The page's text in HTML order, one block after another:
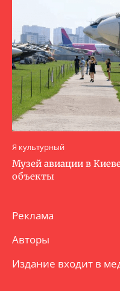
Я культурный
Музей авиации в
объекты
Реклама
Авторы
Издание входит в